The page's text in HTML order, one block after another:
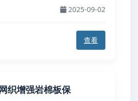
2025-09-02
查看
织增强岩棉板保